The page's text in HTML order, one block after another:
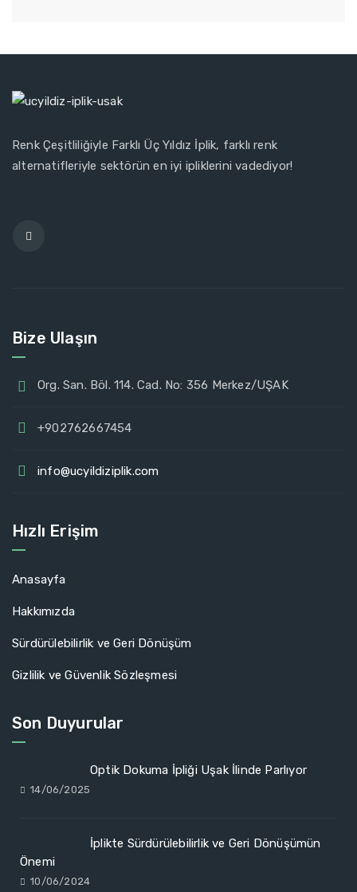
Renk Çeşitliliğiyle Farklı Üç Yıldız İplik, farklı renk
alternatifleriyle sektörün en iyi ipliklerini vadediyor!
Bize Ulaşın
Org. San. Böl. 114. Cad. No: 356 Merkez/UŞAK
+902762667454
info@ucyildiziplik.com
Hızlı Erişim
Anasayfa
Hakkımızda
Sürdürülebilirlik ve Geri Dönüşüm
Gizlilik ve Güvenlik Sözleşmesi
Son Duyurular
Optik Dokuma İpliği Uşak İlinde Parlıyor
14/06/2025
İplikte Sürdürülebilirlik ve Geri Dönüşümün
Önemi
10/06/2024